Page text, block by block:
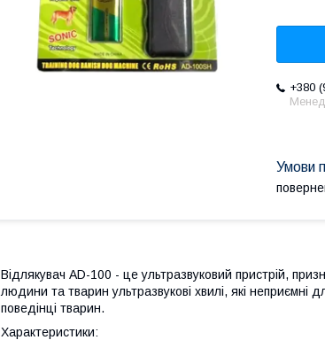
+380
Відлякувач AD-100 - це ультразвуковий пристрій,
людини та тварин ультразвукові хвилі, які неприємні
поведінці тварин.
Характеристики: